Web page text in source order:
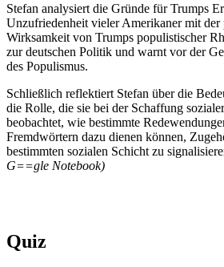
Stefan analysiert die Gründe für Trumps
Unzufriedenheit vieler Amerikaner mit
Wirksamkeit von Trumps populistischer
zur deutschen Politik und warnt vor der
des Populismus.
Schließlich reflektiert Stefan über die
die Rolle, die sie bei der Schaffung
beobachtet, wie bestimmte
Fremdwörtern dazu dienen können,
bestimmten sozialen Schicht zu
G==gle Notebook)
Quiz